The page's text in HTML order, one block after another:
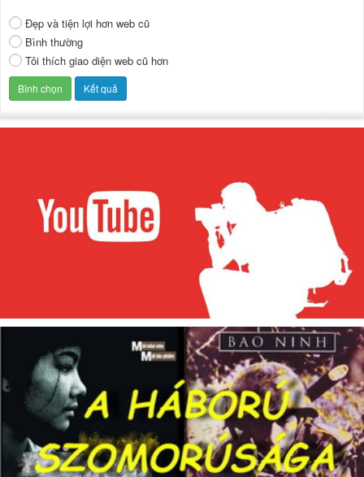
Đẹp và tiện lợi hơn web cũ
Bình thường
Tôi thích giao diện web cũ hơn